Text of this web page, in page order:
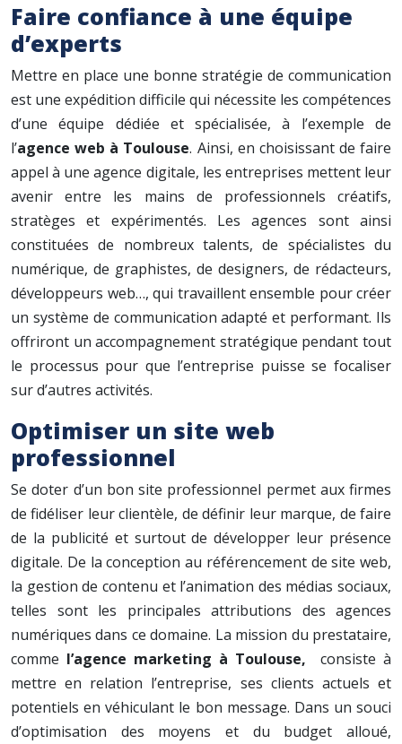
Faire confiance à une équipe
d’experts
Mettre en place une bonne stratégie de communication
est une expédition difficile qui nécessite les compétences
d’une équipe dédiée et spécialisée, à l’exemple de
l’agence web à Toulouse. Ainsi, en choisissant de faire
appel à une agence digitale, les entreprises mettent leur
avenir entre les mains de professionnels créatifs,
stratèges et expérimentés. Les agences sont ainsi
constituées de nombreux talents, de spécialistes du
numérique, de graphistes, de designers, de rédacteurs,
développeurs web…, qui travaillent ensemble pour créer
un système de communication adapté et performant. Ils
offriront un accompagnement stratégique pendant tout
le processus pour que l’entreprise puisse se focaliser
sur d’autres activités.
Optimiser un site web
professionnel
Se doter d’un bon site professionnel permet aux firmes
de fidéliser leur clientèle, de définir leur marque, de faire
de la publicité et surtout de développer leur présence
digitale. De la conception au référencement de site web,
la gestion de contenu et l’animation des médias sociaux,
telles sont les principales attributions des agences
numériques dans ce domaine. La mission du prestataire,
comme l’agence marketing à Toulouse,
consiste à
mettre en relation l’entreprise, ses clients actuels et
potentiels en véhiculant le bon message. Dans un souci
d’optimisation des moyens et du budget alloué,